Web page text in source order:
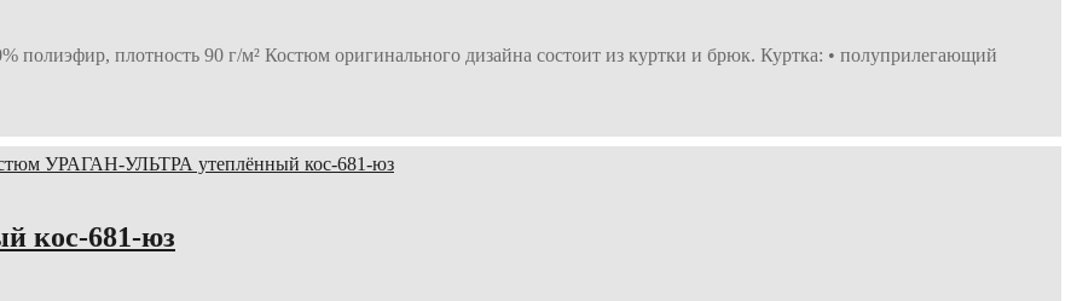
плотность 90 г/м² Костюм оригинального дизайна состоит из куртки и брюк. Куртка: • полуприлегающий
кос-681-юз